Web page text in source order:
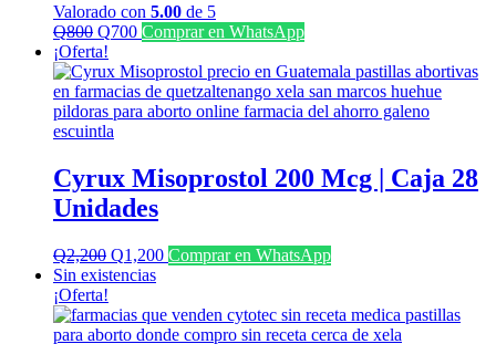
Valorado con 5.00 de 5
Q800 El
precio
original
era:
Q800.
Q700El
actual
es:
Q700.
Comprar en WhatsApp
¡Oferta!
Cyrux Misoprostol 200 Mcg | Caja 28
Unidades
Q2,200 El
precio
era:
Q2,200.
Q1,200El
es:
Q1,200.
Comprar en WhatsApp
Sin existencias
¡Oferta!